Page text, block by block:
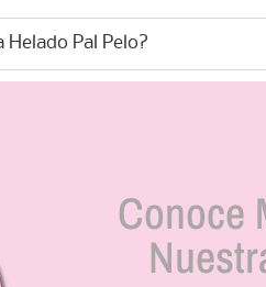
Helado Pal Pelo?
Conoce